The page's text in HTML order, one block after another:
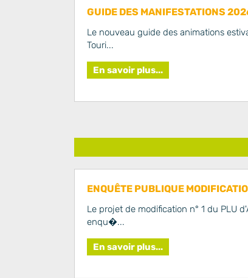
GUIDE DES MANIFESTATIONS
Le nouveau guide des animations
Touri...
En savoir plus...
ENQUÊTE PUBLIQUE
Le projet de modification n° 1 du PLU
enqu�...
En savoir plus...